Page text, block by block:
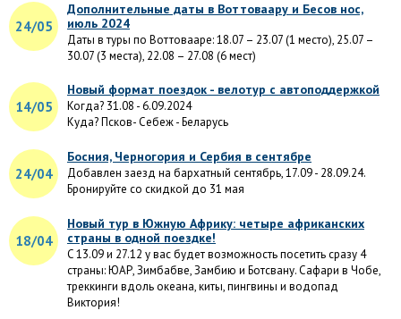
24/05
Дополнительные даты в Воттоваару и Бесов нос,
июль 2024
Даты в туры по Воттовааре: 18.07 – 23.07 (1 место), 25.07 –
30.07 (3 места), 22.08 – 27.08 (6 мест)
14/05
Новый формат поездок - велотур с автоподдержкой
Когда? 31.08 - 6.09.2024
Куда? Псков- Себеж - Беларусь
24/04
Босния, Черногория и Сербия в сентябре
Добавлен заезд на бархатный сентябрь, 17.09 - 28.09.24.
Бронируйте со скидкой до 31 мая
18/04
Новый тур в Южную Африку: четыре африканских
страны в одной поездке!
C 13.09 и 27.12 у вас будет возможность посетить сразу 4
страны: ЮАР, Зимбабве, Замбию и Ботсвану. Сафари в Чобе,
треккинги вдоль океана, киты, пингвины и водопад
Виктория!